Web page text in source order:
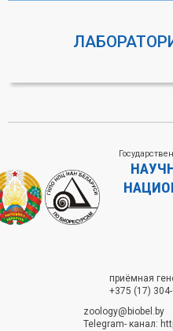
приёмная
+375 (17)
zoology@biobel.by
Telegram- канал: